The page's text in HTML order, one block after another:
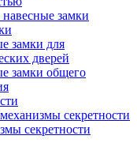
замки
замки для
дверей
замки общего
секретности
секретности